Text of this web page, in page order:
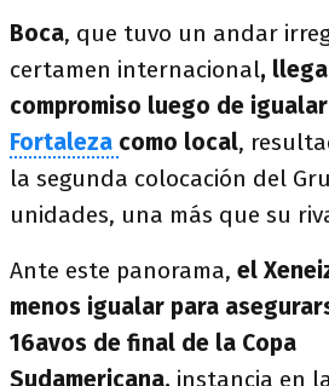
Boca, que tuvo un andar
certamen internacional,
compromiso luego de
Fortaleza como local,
la segunda colocación del
unidades, una más que su
Ante este panorama, el
menos igualar para
16avos de final de la Copa
Sudamericana, instancia en